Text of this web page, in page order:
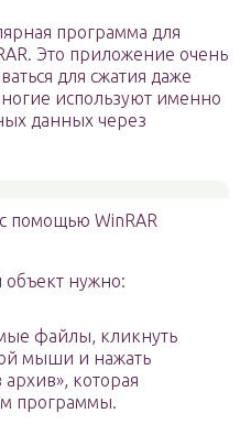
программа для
Это приложение очень
для сжатия даже
используют именно
данных через
помощью WinRAR
объект нужно:
файлы, кликнуть
мыши и нажать
архив», которая
программы.